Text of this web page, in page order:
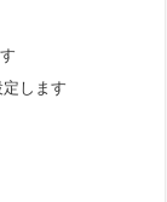
定します